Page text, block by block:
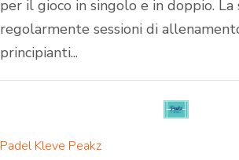
per il gioco in singolo e in doppio.
regolarmente sessioni di
principianti...
Padel Kleve Peakz